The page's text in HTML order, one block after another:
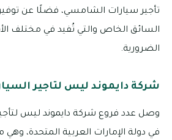
تأجير سيارات الشامسي، فضلًا عن
السائق الخاص والتي تُفيد في مختلف
الضرورية.
شركة دايموند ليس لتاجير
في دولة الإمارات العربية المتحدة،